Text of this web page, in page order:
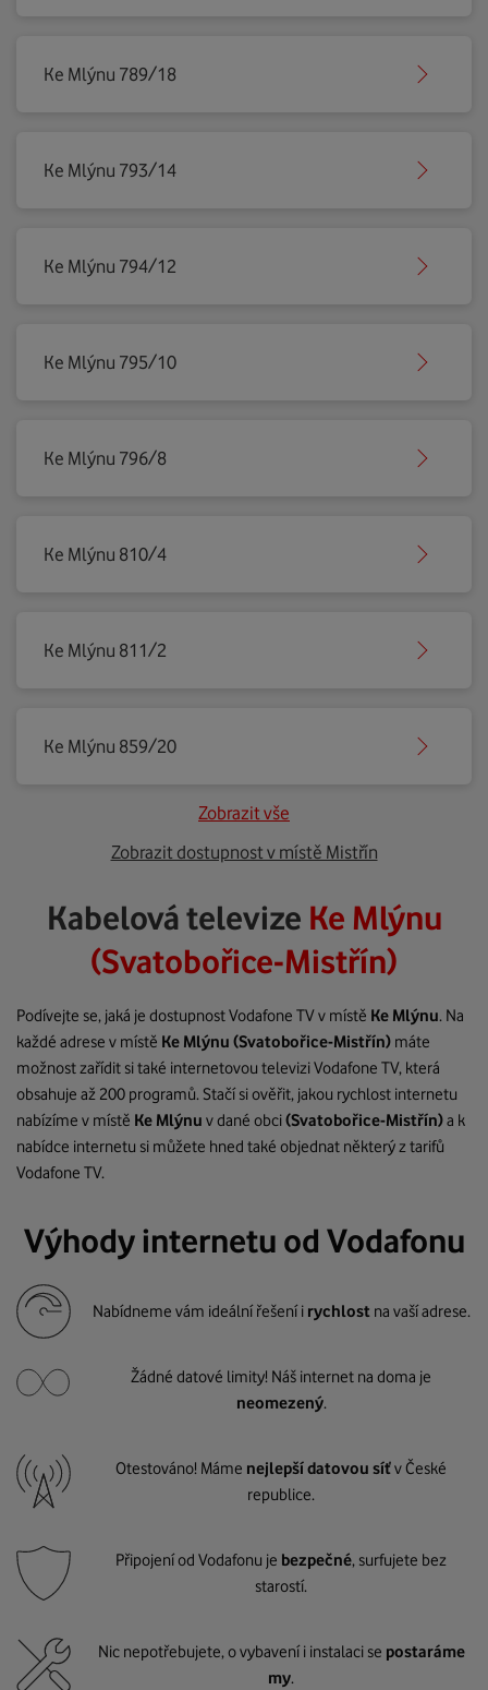
Ke Mlýnu 789/18
Ke Mlýnu 793/14
Ke Mlýnu 794/12
Ke Mlýnu 795/10
Ke Mlýnu 796/8
Ke Mlýnu 810/4
Ke Mlýnu 811/2
Ke Mlýnu 859/20
Zobrazit vše
Zobrazit dostupnost v místě Mistřín
Kabelová televize Ke Mlýnu
(Svatobořice-Mistřín)
Podívejte se, jaká je dostupnost Vodafone TV v místě Ke Mlýnu. Na
každé adrese v místě Ke Mlýnu (Svatobořice-Mistřín) máte
možnost zařídit si také internetovou televizi Vodafone TV, která
obsahuje až 200 programů. Stačí si ověřit, jakou rychlost internetu
nabízíme v místě Ke Mlýnu v dané obci(Svatobořice-Mistřín)a k
nabídce internetu si můžete hned také objednat některý z tarifů
Vodafone TV.
Výhody internetu od Vodafonu
Nabídneme vám ideální řešení i rychlost na vaší adrese.
Žádné datové limity! Náš internet na doma je
neomezený.
Otestováno! Máme nejlepší datovou síťv České
republice.
Připojení od Vodafonu je bezpečné, surfujete bez
starostí.
Nic nepotřebujete, o vybavení i instalaci se postaráme
my.